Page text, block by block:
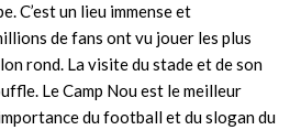
C’est un lieu immense et
de fans ont vu jouer les plus
rond. La visite du stade et de son
Le Camp Nou est le meilleur
du football et du slogan du